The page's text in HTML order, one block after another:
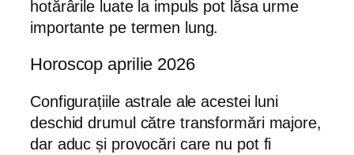
hotărârile luate la impuls pot lăsa urme
importante pe termen lung.
Horoscop aprilie 2026
Configurațiile astrale ale acestei luni
deschid drumul către transformări majore,
dar aduc și provocări care nu pot fi